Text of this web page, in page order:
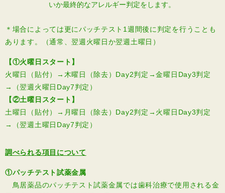
いか最終的なアレルギー判定をします。
＊場合によっては更にパッチテスト1週間後に判定を行うことも
あります。（通常、翌週火曜日か翌週土曜日）
【①火曜日スタート】
火曜日（貼付）→木曜日（除去）Day2判定→金曜日Day3判定
→（翌週火曜日Day7判定）
【②土曜日スタート】
土曜日（貼付）→月曜日（除去）Day2判定→火曜日Day3判定
→（翌週土曜日Day7判定）
調べられる項目について
①パッチテスト試薬金属
鳥居薬品のパッチテスト試薬金属では歯科治療で使用される金